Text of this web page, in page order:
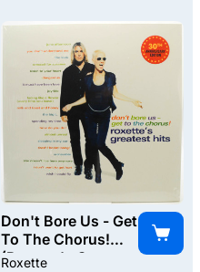
Don't Bore Us - Get
To The Chorus!
(Roxette's Greatest
Roxette